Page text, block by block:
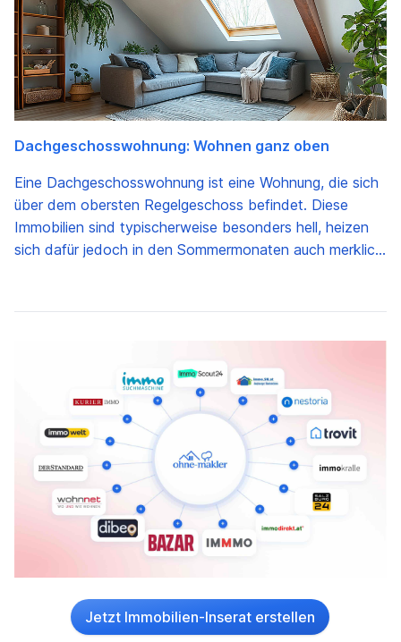
Dachgeschosswohnung: Wohnen ganz oben
Eine Dachgeschosswohnung ist eine Wohnung, die sich
über dem obersten Regelgeschoss befindet. Diese
Immobilien sind typischerweise besonders hell, heizen
sich dafür jedoch in den Sommermonaten auch merklich
Jetzt Immobilien-Inserat erstellen